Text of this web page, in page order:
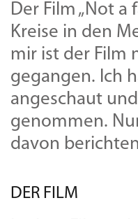
Der Film „Not a
Kreise in den
mir ist der Film
gegangen. Ich
angeschaut
genommen.
davon
DER FILM